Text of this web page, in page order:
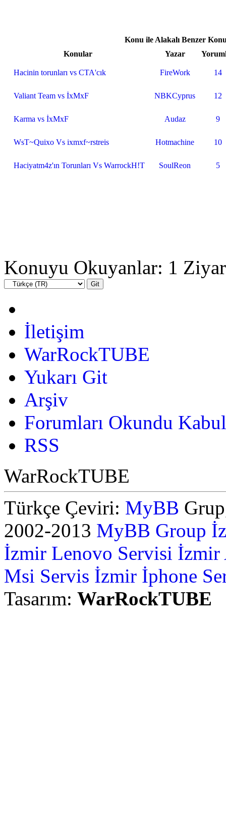
Konu ile Alakalı Benzer
Konular
Yazar
Hacinin torunları vs CTA'cık FireWork 14
Valiant Team vs İxMxF NBKCyprus 12
Karma vs İxMxF Audaz 9
WsT~Quixo Vs ixmxf~rstreis Hotmachine 10
Haciyatm4z'ın Torunları Vs WarrockH!T SoulReon 5
Konuyu Okuyanlar: 1
İletişim
WarRockTUBE
Yukarı Git
Arşiv
Forumları Okundu
RSS
WarRockTUBE
Türkçe Çeviri: MyBB
2002-2013 MyBB Group
İzmir Lenovo Servisi İzmir
Msi Servis İzmir İphone
Tasarım: WarRockTUBE